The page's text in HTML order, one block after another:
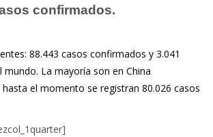
confirmados.
88.443 casos confirmados y 3.041
La mayoría son en China
el momento se registran 80.026 casos